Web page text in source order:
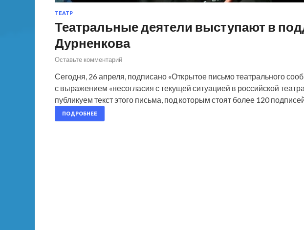
ТЕАТР
Театральные деятели выступают в
Дурненкова
Оставьте комментарий
Сегодня, 26 апреля, подписано «Открытое письмо театрального
с выражением «несогласия с текущей ситуацией в российской
публикуем текст этого письма, под которым стоят более 120
ПОДРОБНЕЕ